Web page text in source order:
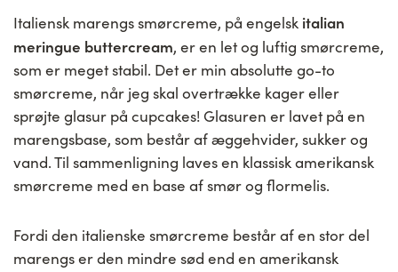
Italiensk marengs smørcreme, på engelsk italian
meringue buttercream, er en let og luftig smørcreme,
som er meget stabil. Det er min absolutte go-to
smørcreme, når jeg skal overtrække kager eller
sprøjte glasur på cupcakes! Glasuren er lavet på en
marengsbase, som består af æggehvider, sukker og
vand. Til sammenligning laves en klassisk amerikansk
smørcreme med en base af smør og flormelis.
Fordi den italienske smørcreme består af en stor del
marengs er den mindre sød end en amerikansk